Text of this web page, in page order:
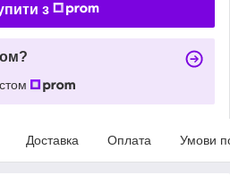
з
Доставка Оплата Умови